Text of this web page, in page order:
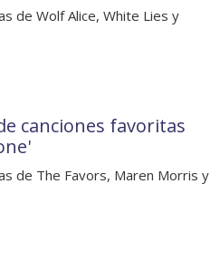
de Wolf Alice, White Lies y
canciones favoritas
de The Favors, Maren Morris y